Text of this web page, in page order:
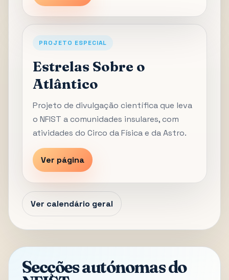
PROJETO ESPECIAL
Estrelas Sobre o
Atlântico
Projeto de divulgação científica que leva
o NFIST a comunidades insulares, com
atividades do Circo da Física e da Astro.
Ver página
Ver calendário geral
Secções autónomas do